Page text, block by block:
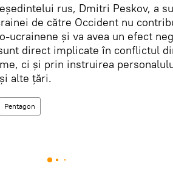
rus, Dmitri Peskov, a
de către Occident nu
ucrainene și va avea un efect
direct implicate în conflictul
ci și prin instruirea
alte țări.
Pentagon